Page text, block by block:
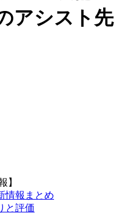
アシスト先
】
情報まとめ
と評価